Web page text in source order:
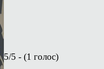
5/5 - (1 голос)